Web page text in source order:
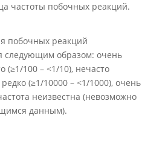
частоты побочных реакций.
побочных реакций
следующим образом: очень
(≥1/100 – <1/10), нечасто
(≥1/10000 – <1/1000), очень
неизвестна (невозможно
данным).